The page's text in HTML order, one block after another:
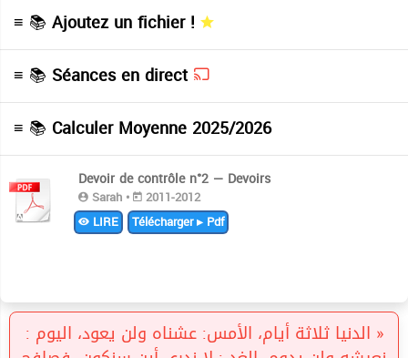
≡ 📚 Ajoutez un fichier !
≡ 📚 Séances en direct
≡ 📚 Calculer Moyenne 2025/2026
Devoir de contrôle n°2 — Devoirs
Sarah •
2011-2012
LIRE Télécharger ▸ Pdf
« الدنيا ثلاثة أيام، الأمس: عشناه ولن يعود، اليوم :